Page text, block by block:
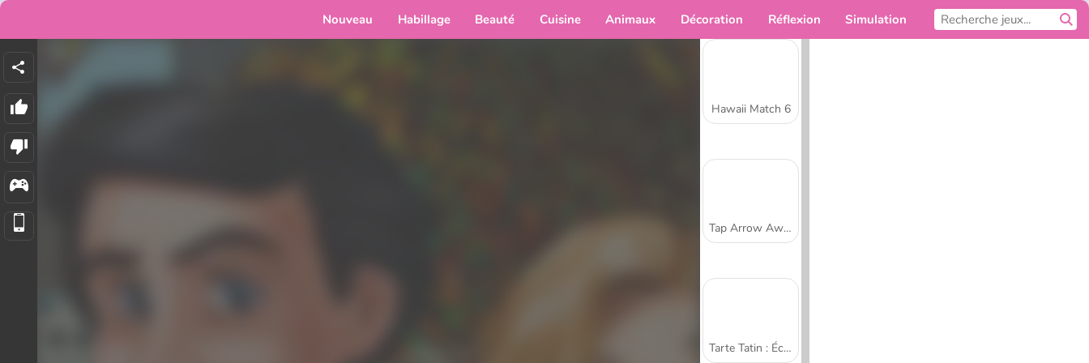
Nouveau Habillage Beauté Cuisine Animaux Décoration Réflexion Simulation
Hawaii Match 6
Tap Arrow Away
Tarte Tatin : École de cuisine de Sara